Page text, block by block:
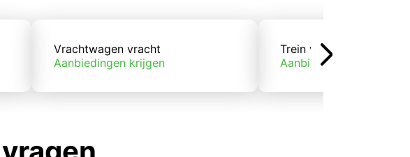
Vrachtwagen vracht
Aanbiedingen krijgen
Trein vracht
Aanbiedingen krijgen